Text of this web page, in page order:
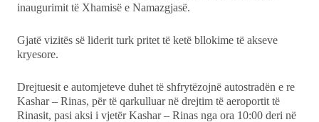
inaugurimit të Xhamisë e Namazgjasë.
Gjatë vizitës së liderit turk pritet të ketë bllokime të akseve
kryesore.
Drejtuesit e automjeteve duhet të shfrytëzojnë autostradën e re
Kashar – Rinas, për të qarkulluar në drejtim të aeroportit të
Rinasit, pasi aksi i vjetër Kashar – Rinas nga ora 10:00 deri në